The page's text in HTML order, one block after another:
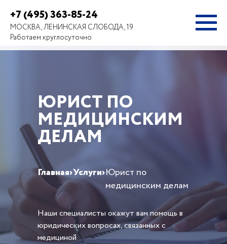
+7 (495) 363-85-24
МОСКВА, ЛЕНИНСКАЯ СЛОБОДА, 19
Работаем круглосуточно
ЮРИСТ ПО
МЕДИЦИНСКИМ
ДЕЛАМ
Главная›Услуги›Юрист по
медицинским делам
Наши специалисты окажут вам помощь в
юридических вопросах, связанных с
медициной